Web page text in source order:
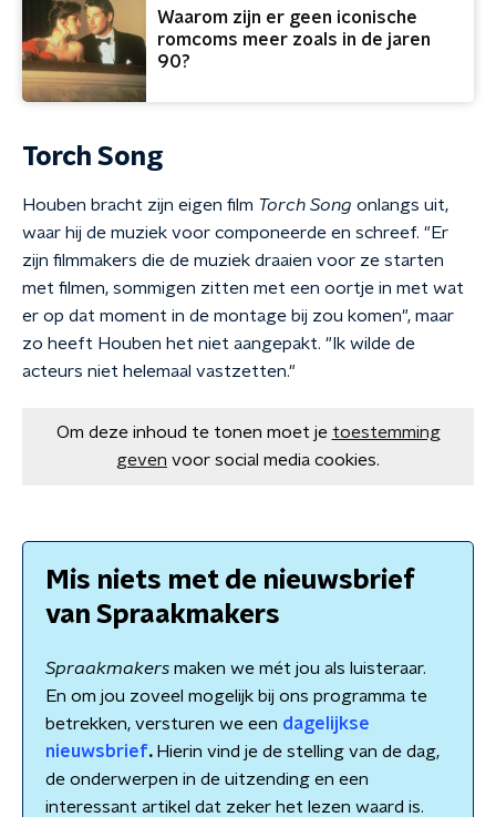
Waarom zijn er geen iconische
romcoms meer zoals in de jaren
90?
Torch Song
Houben bracht zijn eigen film Torch Song onlangs uit,
waar hij de muziek voor componeerde en schreef. "Er
zijn filmmakers die de muziek draaien voor ze starten
met filmen, sommigen zitten met een oortje in met wat
er op dat moment in de montage bij zou komen", maar
zo heeft Houben het niet aangepakt. "Ik wilde de
acteurs niet helemaal vastzetten."
Om deze inhoud te tonen moet je toestemming
geven voor social media cookies.
Mis niets met de nieuwsbrief
van Spraakmakers
Spraakmakers maken we mét jou als luisteraar.
En om jou zoveel mogelijk bij ons programma te
betrekken, versturen we een dagelijkse
nieuwsbrief.Hierin vind je de stelling van de dag,
de onderwerpen in de uitzending en een
interessant artikel dat zeker het lezen waard is.